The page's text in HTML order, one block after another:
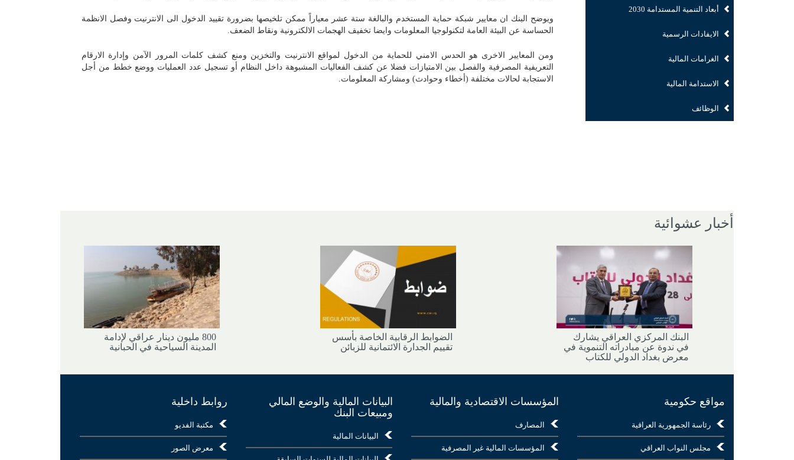
أبعاد التنمية المستدامة 2030
الايفادات الرسمية
الغرامات المالية
الاستدامة المالية
الوظائف
ويوضح البنك ان معايير شبكة حماية المستخدم والبالغة ستة عشر معياراً ممكن تلخيصها بضرورة تقييد الدخول الى الانترنيت وفصل الانظمة
الحساسة عن البيئة العامة لتكنولوجيا المعلومات وايضا تخفيف الهجمات الالكترونية ونقاط الضعف.
ومن المعايير الاخرى هو الحدس الامني للحماية من الدخول لمواقع الانترنيت والتخزين ومنع كشف كلمات المرور الآمن وإدارة الارقام
التعريفية المصرفية والفصل بين الامتيازات فضلا عن كشف الفعاليات المشبوهة داخل النظام أو تسجيل عدد العمليات ووضع خطط من أجل
الاستجابة لحالات مختلفة (أخطاء وحوادث) ومشاركة المعلومات.
أخبار عشوائية
البنك المركزي العراقي يشارك
في ندوة عن مبادراته التنموية في
معرض بغداد الدولي للكتاب
الضوابط الرقابية الخاصة بأسس
تقييم الجدارة الائتمانية للزبائن
800 مليون دينار عراقي لإدامة
المدينة السياحية في الحبانية
مواقع حكومية
رئاسة الجمهورية العراقية
مجلس النواب العراقي
المؤسسات الاقتصادية والمالية
المصارف
المؤسسات المالية غير المصرفية
البيانات المالية والوضع المالي
ومبيعات البنك
البيانات المالية
روابط داخلية
مكتبة الفديو
معرض الصور